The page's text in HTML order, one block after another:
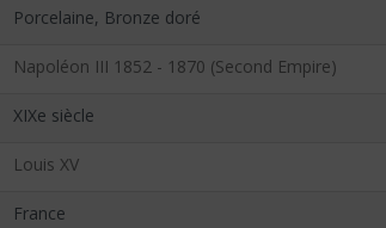
Porcelaine, Bronze doré
Napoléon III 1852 - 1870 (Second Empire)
XIXe siècle
Louis XV
France